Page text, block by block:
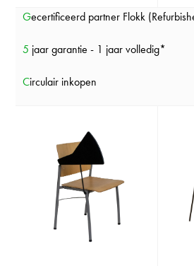
Gecertificeerd partner Flokk
5 jaar garantie - 1 jaar volledig*
Circulair inkopen